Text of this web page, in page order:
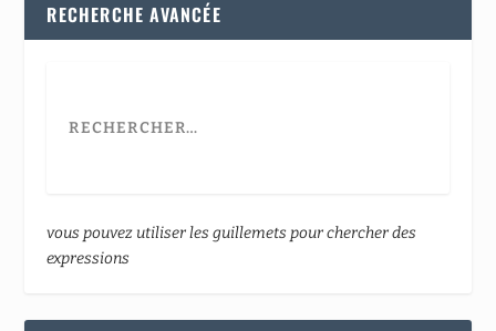
RECHERCHE AVANCÉE
vous pouvez utiliser les guillemets pour chercher des
expressions